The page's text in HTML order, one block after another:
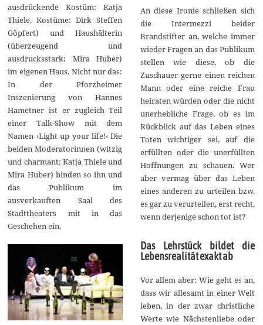
ausdrückende Kostüm: Katja
Thiele, Kostüme: Dirk Steffen
Göpfert) und Haushälterin
(überzeugend und
ausdrucksstark: Mira Huber)
im eigenen Haus. Nicht nur das:
In der Pforzheimer
Inszenierung von Hannes
Hametner ist er zugleich Teil
einer Talk-Show mit dem
Namen ›Light up your life!‹ Die
beiden Moderatorinnen (witzig
und charmant: Katja Thiele und
Mira Huber) binden so ihn und
das Publikum im
ausverkauften Saal des
Stadttheaters mit in das
Geschehen ein.
An diese Ironie schließen sich
die Intermezzi beider
Brandstifter an, welche immer
wieder Fragen an das Publikum
stellen wie diese, ob die
Zuschauer gerne einen reichen
Mann oder eine reiche Frau
heiraten würden oder die nicht
unerhebliche Frage, ob es im
Rückblick auf das Leben eines
Toten wichtiger sei, auf die
erfüllten oder die unerfüllten
Hoffnungen zu schauen. Wer
aber vermag über das Leben
eines anderen zu urteilen bzw.
es gar zu verurteilen, erst recht,
wenn derjenige schon tot ist?
Das Lehrstück bildet die
Lebensrealität exakt ab
Vor allem aber: Wie geht es an,
dass wir allesamt in einer Welt
leben, in der zwar christliche
Werte wie Nächstenliebe oder